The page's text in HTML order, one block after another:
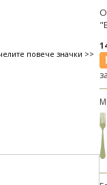
повече значки >>